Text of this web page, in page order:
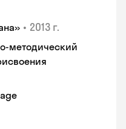
• 2013 г.
методический